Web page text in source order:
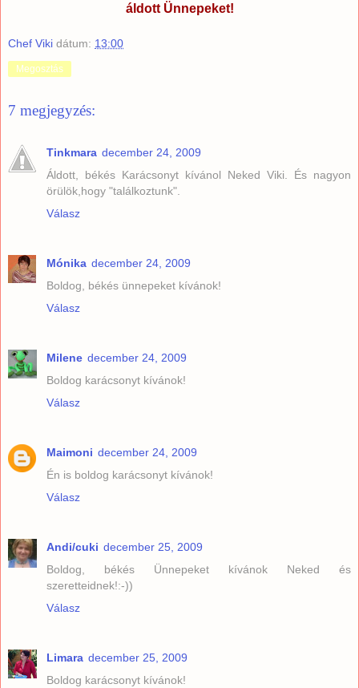
áldott Ünnepeket!
Chef Viki dátum: 13:00
Megosztás
7 megjegyzés:
Tinkmara december 24, 2009
Áldott, békés Karácsonyt kívánol Neked Viki. És nagyon
örülök,hogy "találkoztunk".
Válasz
Mónika december 24, 2009
Boldog, békés ünnepeket kívánok!
Válasz
Milene december 24, 2009
Boldog karácsonyt kívánok!
Válasz
Maimoni december 24, 2009
Én is boldog karácsonyt kívánok!
Válasz
Andi/cuki december 25, 2009
Boldog, békés Ünnepeket kívánok Neked és
szeretteidnek!:-))
Válasz
Limara december 25, 2009
Boldog karácsonyt kívánok!